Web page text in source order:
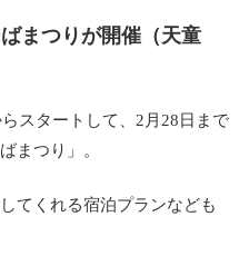
まつりが開催（天童
スタートして、2月28日まで
まつり」。
てくれる宿泊プランなども